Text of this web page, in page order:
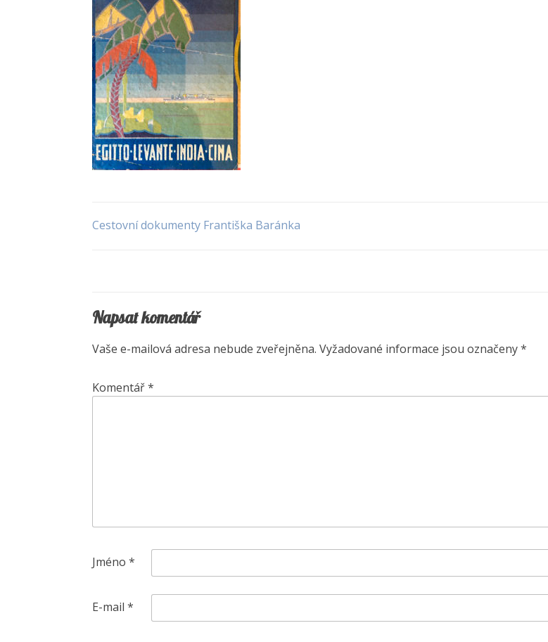
Navigace
příspěvek
Cestovní dokumenty Františka Baránka
Napsat komentář
Vaše e-mailová adresa nebude zveřejněna. Vyžadované informace jsou označeny*
Komentář*
Jméno *
E-mail *